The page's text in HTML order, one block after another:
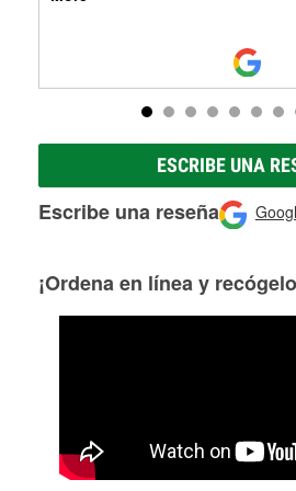
ESCRIBE UNA
Escribe una reseña
¡Ordena en línea y